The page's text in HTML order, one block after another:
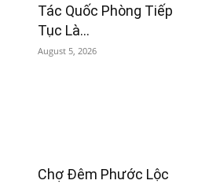
Tác Quốc Phòng Tiếp
Tục Là...
August 5, 2026
Chợ Đêm Phước Lộc